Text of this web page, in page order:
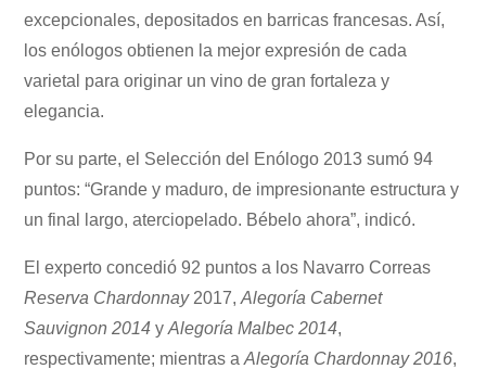
excepcionales, depositados en barricas francesas. Así,
los enólogos obtienen la mejor expresión de cada
varietal para originar un vino de gran fortaleza y
elegancia.
Por su parte, el Selección del Enólogo 2013 sumó 94
puntos: “Grande y maduro, de impresionante estructura y
un final largo, aterciopelado. Bébelo ahora”, indicó.
El experto concedió 92 puntos a los Navarro Correas
Reserva Chardonnay2017,Alegoría Cabernet
Sauvignon 2014 yAlegoría Malbec 2014,
respectivamente; mientras aAlegoría Chardonnay 2016,